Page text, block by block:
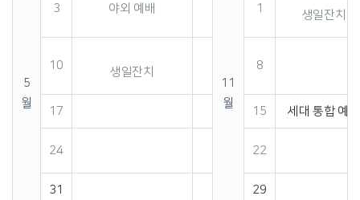
5
월
3 야외 예배
11
월
1 생일잔치
10 생일잔치 8
17 15 세대 통합 예배
24 22
31 29